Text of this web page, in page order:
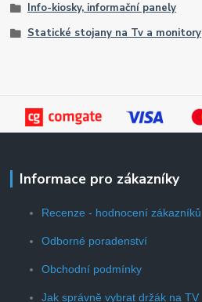
Info-kiosky, informační panely
Statické stojany na Tv a monitory
Informace pro zákazníky
Recenze - hodnocení zákazníků
Odborné poradenství
Obchodní podmínky
Jak správně vybrat držák na TV